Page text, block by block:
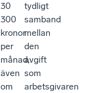
30
300
kronor
per
månad,
även
om
tydligt
samband
mellan
den
avgift
som
arbetsgivaren